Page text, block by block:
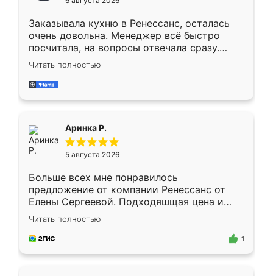
мебели буду заказывать только здесь.
Заказывала кухню в Ренессанс, осталась
очень довольна. Менеджер всё быстро
посчитала, на вопросы отвечала сразу.
Замерщик приехал в субботу, подошёл к
делу со всей ответственностью. Собрали
за день, ребята работали аккуратно, даже
Читать полностью
Аринка Р.
5 августа 2026
Больше всех мне понравилось
предложение от компании Ренессанс от
Елены Сергеевой. Подходяшщая цена и
короткие сроки изготовления. Приехавший
для замера сотрудник Владислав
предложил по моему эскизу самый
Читать полностью
1